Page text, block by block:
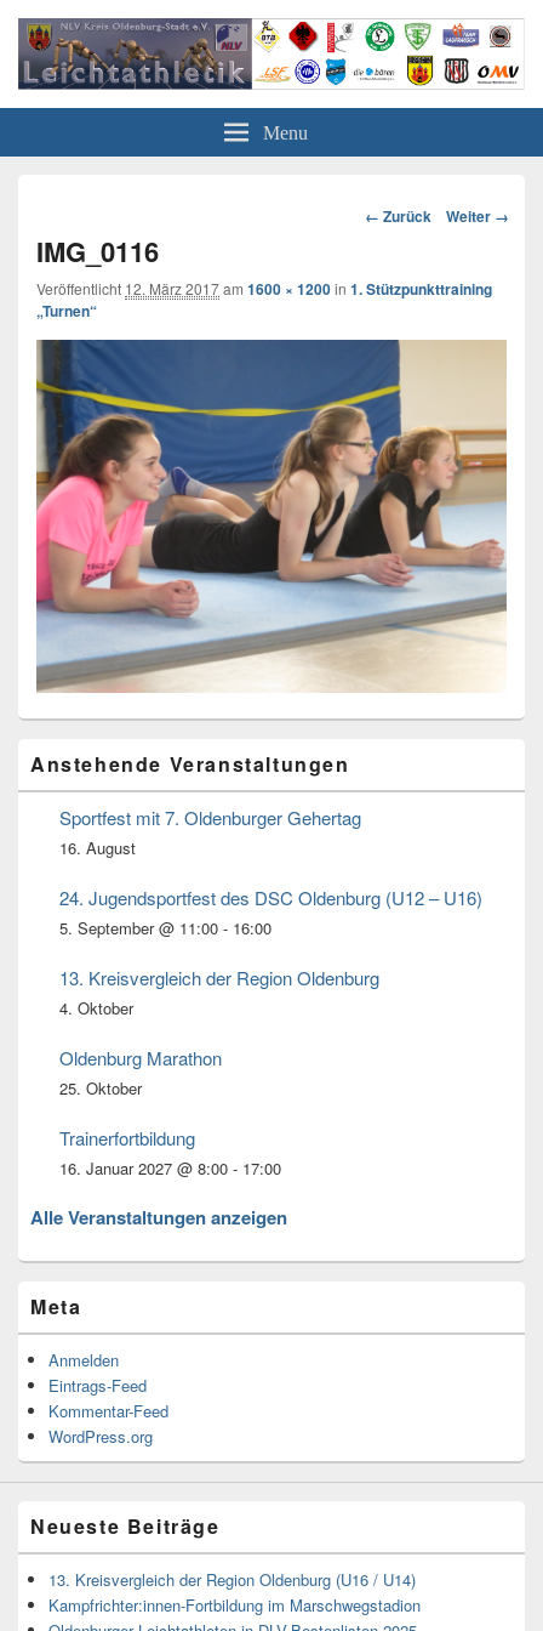
Leichtathletik in Oldenburg
NLV-Kreis Oldenburg-Stadt e.V.
Menu
Bild-
← Zurück Weiter →
IMG_0116
Veröffentlicht 12. März 2017am 1600 × 1200in 1. Stützpunkttraining
„Turnen“
Seitenleisten
Widget-
Bereich
Anstehende Veranstaltungen
Sportfest mit 7. Oldenburger Gehertag
16. August
24. Jugendsportfest des DSC Oldenburg (U12 – U16)
5. September @ 11:00 - 16:00
13. Kreisvergleich der Region Oldenburg
4. Oktober
Oldenburg Marathon
25. Oktober
Trainerfortbildung
16. Januar 2027 @ 8:00 - 17:00
Alle Veranstaltungen anzeigen
Meta
Anmelden
Eintrags-Feed
Kommentar-Feed
WordPress.org
Neueste Beiträge
13. Kreisvergleich der Region Oldenburg (U16 / U14)
Kampfrichter:innen-Fortbildung im Marschwegstadion